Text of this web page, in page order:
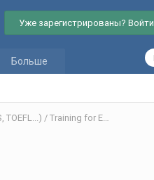
Уже зарегистрированы? Войти
Больше
Как подготовить к экзаменам (ГИА (ОГЭ, ЕГЭ), FCE, IELTS, TOEFL...) / Training for Exams